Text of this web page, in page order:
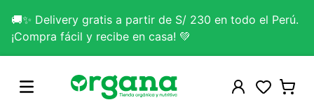
🚚✨ Delivery gratis a partir de S/ 230 en todo el Perú.
¡Compra fácil y recibe en casa! 💚